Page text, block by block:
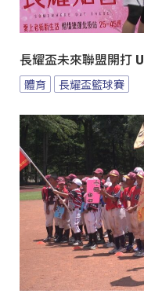
長耀盃未來聯盟開打
體育 長耀盃籃球賽